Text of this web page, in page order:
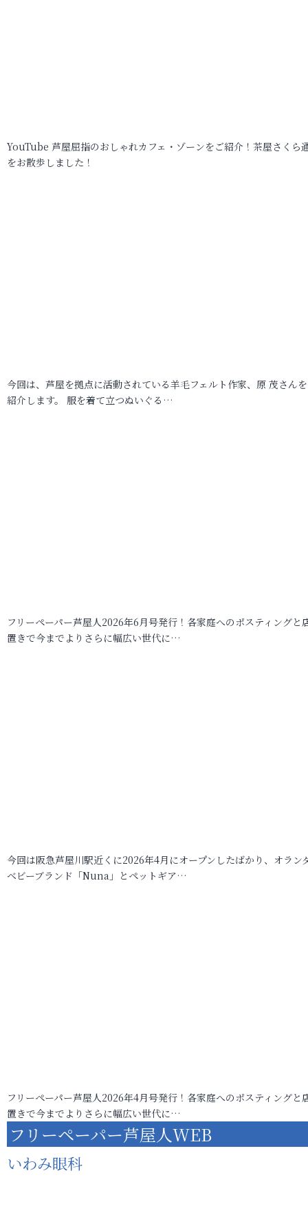
YouTube 芦屋屈指のおしゃれカフェ・ゾーンをご紹介！茶屋さくら
をお散歩しました！
今回は、芦屋を拠点に活動されている羊毛フェルト作家、原 茂さん
紹介します。 服を着て立つぬいぐる…
フリーペーパー芦屋人2026年6月号発行！各家庭へのポスティングと
置きで今までよりさらに幅広い世代に…
今回は阪急芦屋川駅近くに2026年4月にオープンしたばかり、オラン
ベビーブランド「Nuna」とペットギア…
フリーペーパー芦屋人2026年4月号発行！各家庭へのポスティングと
置きで今までよりさらに幅広い世代に…
フリーペーパー芦屋人WEB
いわみ眼科